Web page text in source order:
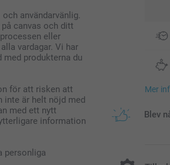
användarvänlig.
canvas och ditt
eller
vardagar. Vi har
produkterna du
för att risken att
inte är helt nöjd med
med ett nytt
information
personliga
Mer
Blev